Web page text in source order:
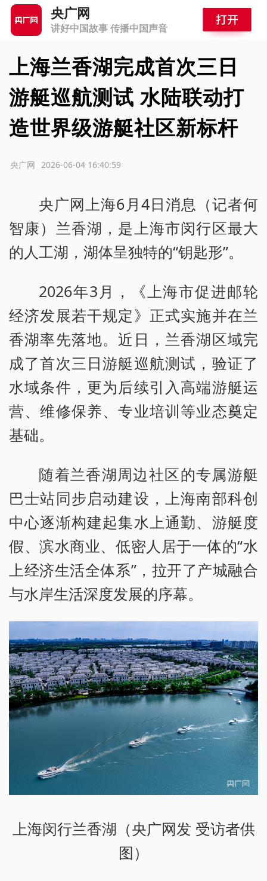
央广网
讲好中国故事 传播中国声音
上海兰香湖完成首次三日
游艇巡航测试 水陆联动打
造世界级游艇社区新标杆
2026-06-04 16:40:59
央广网
央广网上海6月4日消息（记者何
智康）兰香湖，是上海市闵行区最大
的人工湖，湖体呈独特的“钥匙形”。
2026年3月，《上海市促进邮轮
经济发展若干规定》正式实施并在兰
香湖率先落地。近日，兰香湖区域完
成了首次三日游艇巡航测试，验证了
水域条件，更为后续引入高端游艇运
营、维修保养、专业培训等业态奠定
基础。
随着兰香湖周边社区的专属游艇
巴士站同步启动建设，上海南部科创
中心逐渐构建起集水上通勤、游艇度
假、滨水商业、低密人居于一体的“水
上经济生活全体系”，拉开了产城融合
与水岸生活深度发展的序幕。
上海闵行兰香湖（央广网发 受访者供
图）